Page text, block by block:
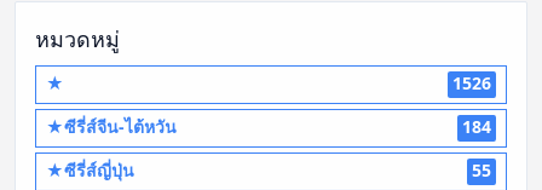
หมวดหมู่
★
1526
★ซีรี่ส์จีน-ไต้หวัน
184
★ซีรี่ส์ญี่ปุ่น
55